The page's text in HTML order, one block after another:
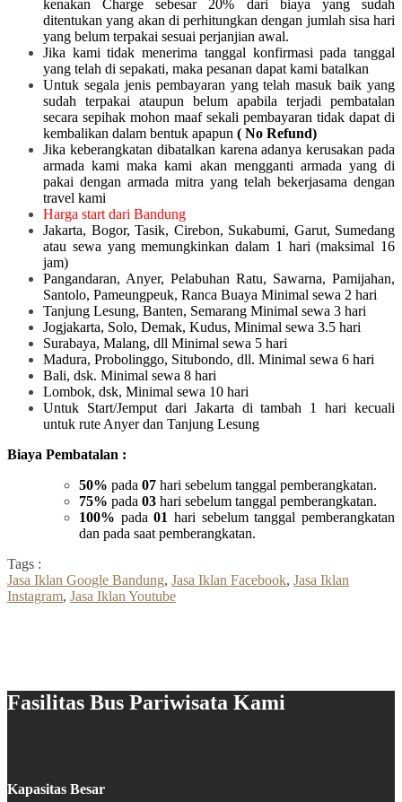
kenakan Charge sebesar 20% dari biaya yang sudah
ditentukan yang akan di perhitungkan dengan jumlah sisa hari
yang belum terpakai sesuai perjanjian awal.
Jika kami tidak menerima tanggal konfirmasi pada tanggal
yang telah di sepakati, maka pesanan dapat kami batalkan
Untuk segala jenis pembayaran yang telah masuk baik yang
sudah terpakai ataupun belum apabila terjadi pembatalan
secara sepihak mohon maaf sekali pembayaran tidak dapat di
kembalikan dalam bentuk apapun ( No Refund)
Jika keberangkatan dibatalkan karena adanya kerusakan pada
armada kami maka kami akan mengganti armada yang di
pakai dengan armada mitra yang telah bekerjasama dengan
travel kami
Harga start dari Bandung
Jakarta, Bogor, Tasik, Cirebon, Sukabumi, Garut, Sumedang
atau sewa yang memungkinkan dalam 1 hari (maksimal 16
jam)
Pangandaran, Anyer, Pelabuhan Ratu, Sawarna, Pamijahan,
Santolo, Pameungpeuk, Ranca Buaya Minimal sewa 2 hari
Tanjung Lesung, Banten, Semarang Minimal sewa 3 hari
Jogjakarta, Solo, Demak, Kudus, Minimal sewa 3.5 hari
Surabaya, Malang, dll Minimal sewa 5 hari
Madura, Probolinggo, Situbondo, dll. Minimal sewa 6 hari
Bali, dsk. Minimal sewa 8 hari
Lombok, dsk, Minimal sewa 10 hari
Untuk Start/Jemput dari Jakarta di tambah 1 hari kecuali
untuk rute Anyer dan Tanjung Lesung
Biaya Pembatalan :
50% pada 07 hari sebelum tanggal pemberangkatan.
75% pada 03 hari sebelum tanggal pemberangkatan.
100% pada01 hari sebelum tanggal pemberangkatan
dan pada saat pemberangkatan.
Tags :
Jasa Iklan Google Bandung, Jasa Iklan Facebook, Jasa Iklan
Instagram, Jasa Iklan Youtube
Fasilitas Bus Pariwisata Kami
Kapasitas Besar